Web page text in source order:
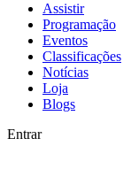
Assistir
Programação
Eventos
Classificações
Notícias
Loja
Blogs
Entrar